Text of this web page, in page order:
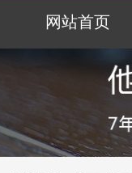
网站首页